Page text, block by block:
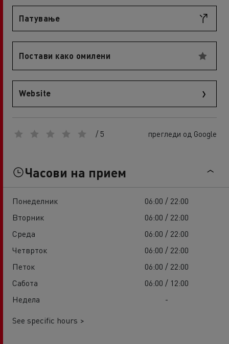
Патување
Постави како омилени
Website
/ 5 прегледи од Google
Часови на прием
Понеделник
06:00 / 22:00
Вторник
06:00 / 22:00
Среда
06:00 / 22:00
Четврток
06:00 / 22:00
Петок
06:00 / 22:00
Сабота
06:00 / 12:00
Недела
-
See specific hours >